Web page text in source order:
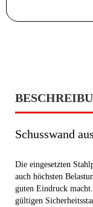
Schusswand
Die eingesetzten
auch höchsten
guten Eindruck
gültigen